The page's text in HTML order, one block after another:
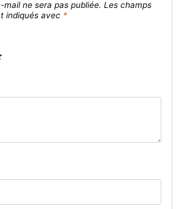
mail ne sera pas publiée. Les champs
indiqués avec *